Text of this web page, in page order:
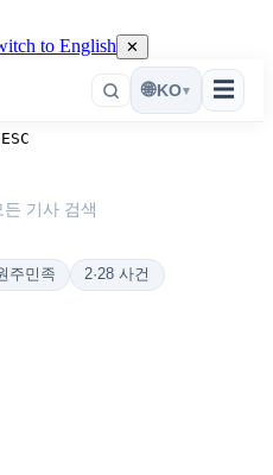
to English ✕
☰
🌐KO▾
ESC
기사 검색
주민족
2·28 사건